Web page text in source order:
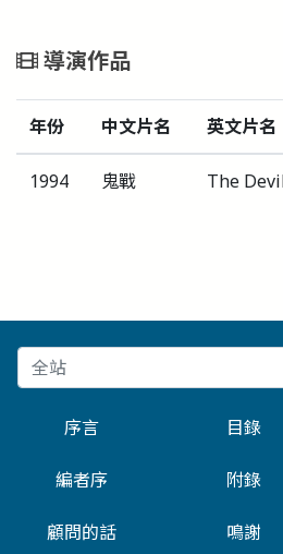
導演作品
年份 中文片名 英文片名
1994 鬼戰 The
序言 目錄
編者序 附錄
顧問的話 鳴謝